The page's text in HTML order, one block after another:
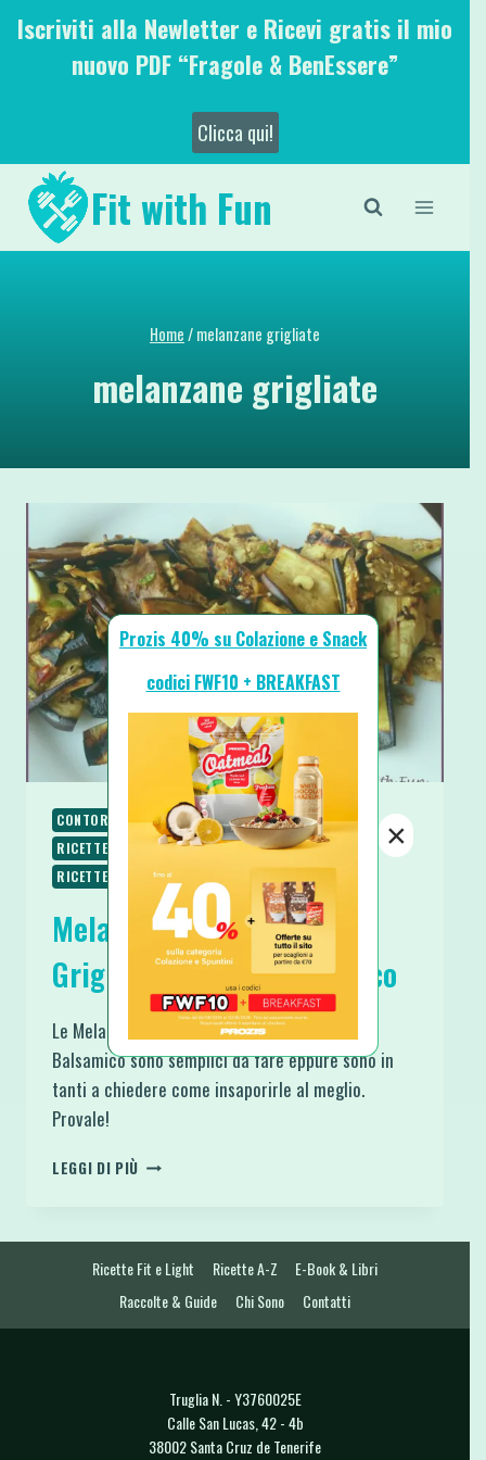
SaltaIscriviti alla Newletter e Ricevi gratis il mio
nuovo PDF “Fragole & BenEssere”
Clicca qui!
Fit with Fun
Home/melanzane grigliate
melanzane grigliate
CONTORNI PALEO PIATTI VELOCI
RICETTE
RICETTE SENZA GLUTINE
RICETTE VEGANE
RICETTE VEGETARIANE
Melanzane Saporite alla
Griglia con Aceto Balsamico
Le Melanzane Saporite alla Griglia con Aceto
Balsamico sono semplici da fare eppure sono in
tanti a chiedere come insaporirle al meglio.
Provale!
LEGGI DI PIÙ MELANZANE
ACETO
BALSAMICO
Ricette Fit e Light Ricette A-Z
E-Book & Libri
Raccolte & Guide
Chi Sono Contatti
Truglia N. - Y3760025E
Calle San Lucas, 42 - 4b
38002 Santa Cruz de Tenerife
Prozis 40% su Colazione e Snack
codici FWF10 + BREAKFAST
×